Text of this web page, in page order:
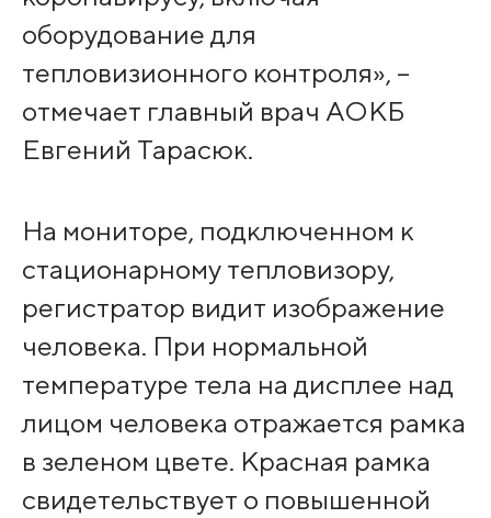
оборудование для
тепловизионного контроля», –
отмечает главный врач АОКБ
Евгений Тарасюк.
На мониторе, подключенном к
стационарному тепловизору,
регистратор видит изображение
человека. При нормальной
температуре тела на дисплее над
лицом человека отражается рамка
в зеленом цвете. Красная рамка
свидетельствует о повышенной